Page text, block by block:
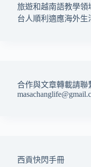
旅遊和越南語教學領
台人順利適應海外生
合作與文章轉載請聯
西貢快閃手冊